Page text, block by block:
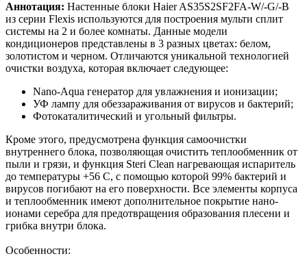
Аннотация: Настенные блоки Haier AS35S2SF2FA-W/-G/-B
из серии Flexis используются для построения мульти сплит
системы на 2 и более комнаты. Данные модели
кондиционеров представлены в 3 разных цветах: белом,
золотистом и черном. Отличаются уникальной технологией
очистки воздуха, которая включает следующее:
Nano-Aqua генератор для увлажнения и ионизации;
УФ лампу для обеззараживания от вирусов и бактерий;
Фотокаталитический и угольный фильтры.
Кроме этого, предусмотрена функция самоочистки
внутреннего блока, позволяющая очистить теплообменник от
пыли и грязи, и функция Steri Clean нагревающая испаритель
до температуры +56 C, с помощью которой 99% бактерий и
вирусов погибают на его поверхности. Все элементы корпуса
и теплообменник имеют дополнительное покрытие нано-
ионами серебра для предотвращения образования плесени и
грибка внутри блока.
Особенности: